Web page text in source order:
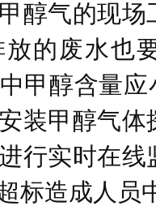
醇气的现
的废水也
甲醇含量
装甲醇气
行实时在
标造成人员